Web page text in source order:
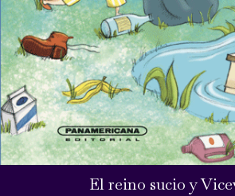
El reino sucio y